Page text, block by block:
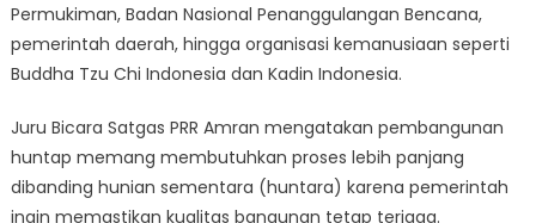
Permukiman, Badan Nasional Penanggulangan Bencana,
pemerintah daerah, hingga organisasi kemanusiaan seperti
Buddha Tzu Chi Indonesia dan Kadin Indonesia.
Juru Bicara Satgas PRR Amran mengatakan pembangunan
huntap memang membutuhkan proses lebih panjang
dibanding hunian sementara (huntara) karena pemerintah
ingin memastikan kualitas bangunan tetap terjaga.